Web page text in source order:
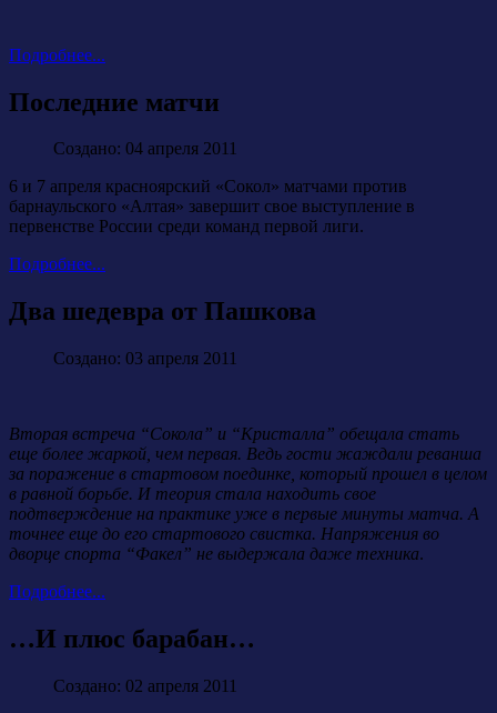
Подробнее...
Последние матчи
Создано: 04 апреля 2011
6 и 7 апреля красноярский «Сокол» матчами против
барнаульского «Алтая» завершит свое выступление в
первенстве России среди команд первой лиги.
Подробнее...
Два шедевра от Пашкова
Создано: 03 апреля 2011
Вторая встреча “Сокола” и “Кристалла” обещала стать
еще более жаркой, чем первая. Ведь гости жаждали реванша
за поражение в стартовом поединке, который прошел в целом
в равной борьбе. И теория стала находить свое
подтверждение на практике уже в первые минуты матча. А
точнее еще до его стартового свистка. Напряжения во
дворце спорта “Факел” не выдержала даже техника.
Подробнее...
…И плюс барабан…
Создано: 02 апреля 2011